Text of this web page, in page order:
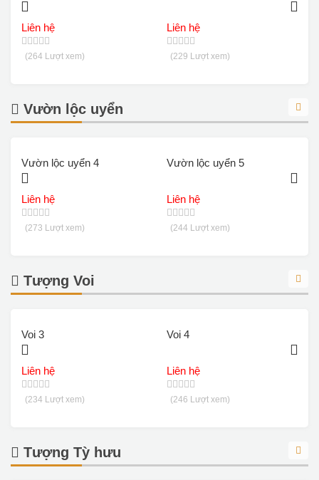
Liên hệ
(264 Lượt xem)
Liên hệ
(229 Lượt xem)
Vườn lộc uyển
Vườn lộc uyển 4
Liên hệ
(273 Lượt xem)
Vườn lộc uyển 5
Liên hệ
(244 Lượt xem)
Tượng Voi
Voi 3
Liên hệ
(234 Lượt xem)
Voi 4
Liên hệ
(246 Lượt xem)
Tượng Tỳ hưu